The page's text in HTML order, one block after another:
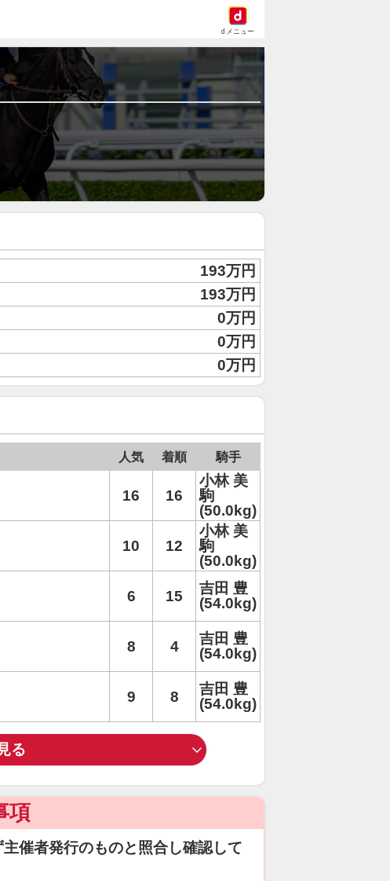
dメニュー
193万円
193万円
0万円
0万円
0万円
人気 着順 騎手
16 16
小林 美
駒
(50.0kg)
10 12
小林 美
駒
(50.0kg)
6 15
吉田 豊
(54.0kg)
8 4
吉田 豊
(54.0kg)
9 8
吉田 豊
(54.0kg)
る
項
催者発行のものと照合し確認して